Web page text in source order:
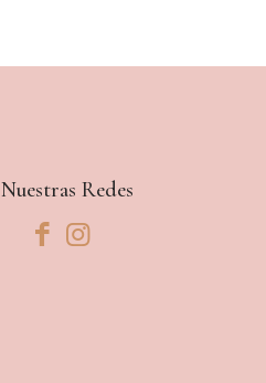
Nuestras Redes